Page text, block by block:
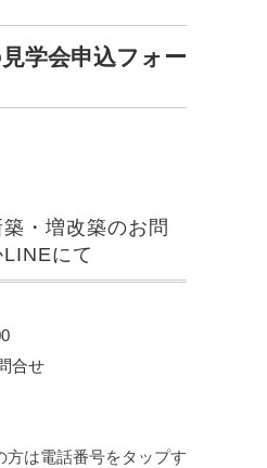
学会申込フォー
・増改築のお問
にて
は電話番号をタップす